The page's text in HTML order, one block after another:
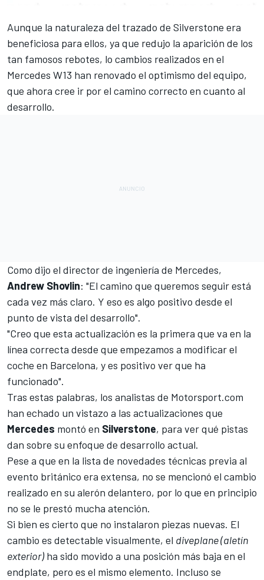
Aunque la naturaleza del trazado de Silverstone era
beneficiosa para ellos, ya que redujo la aparición de los
tan famosos rebotes, lo cambios realizados en el
Mercedes W13 han renovado el optimismo del equipo,
que ahora cree ir por el camino correcto en cuanto al
desarrollo.
Como dijo el director de ingeniería de Mercedes,
Andrew Shovlin: "El camino que queremos seguir está
cada vez más claro. Y eso es algo positivo desde el
punto de vista del desarrollo".
"Creo que esta actualización es la primera que va en la
línea correcta desde que empezamos a modificar el
coche en Barcelona, y es positivo ver que ha
funcionado".
Tras estas palabras, los analistas de Motorsport.com
han echado un vistazo a las actualizaciones que
Mercedes montó en Silverstone, para ver qué pistas
dan sobre su enfoque de desarrollo actual.
Pese a que en la lista de novedades técnicas previa al
evento británico era extensa, no se mencionó el cambio
realizado en su alerón delantero, por lo que en principio
no se le prestó mucha atención.
Si bien es cierto que no instalaron piezas nuevas. El
cambio es detectable visualmente, el diveplane (aletín
exterior)ha sido movido a una posición más baja en el
endplate, pero es el mismo elemento. Incluso se